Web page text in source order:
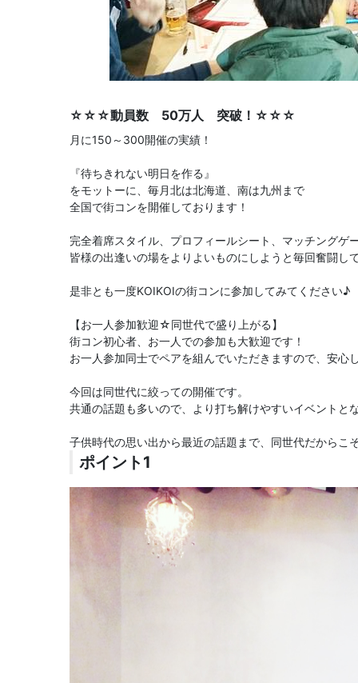
☆☆☆動員数 50万人 突破！☆☆☆
月に150～300開催の実績！
『待ちきれない明日を作る』
をモットーに、毎月北は北海道、南は九州まで
全国で街コンを開催しております！
完全着席スタイル、プロフィールシート、マッチングゲ
皆様の出逢いの場をよりよいものにしようと毎回奮闘し
是非とも一度KOIKOIの街コンに参加してみてください♪
【お一人参加歓迎☆同世代で盛り上がる】
街コン初心者、お一人での参加も大歓迎です！
お一人参加同士でペアを組んでいただきますので、安心
今回は同世代に絞っての開催です。
共通の話題も多いので、より打ち解けやすいイベントと
子供時代の思い出から最近の話題まで、同世代だから
ポイント1